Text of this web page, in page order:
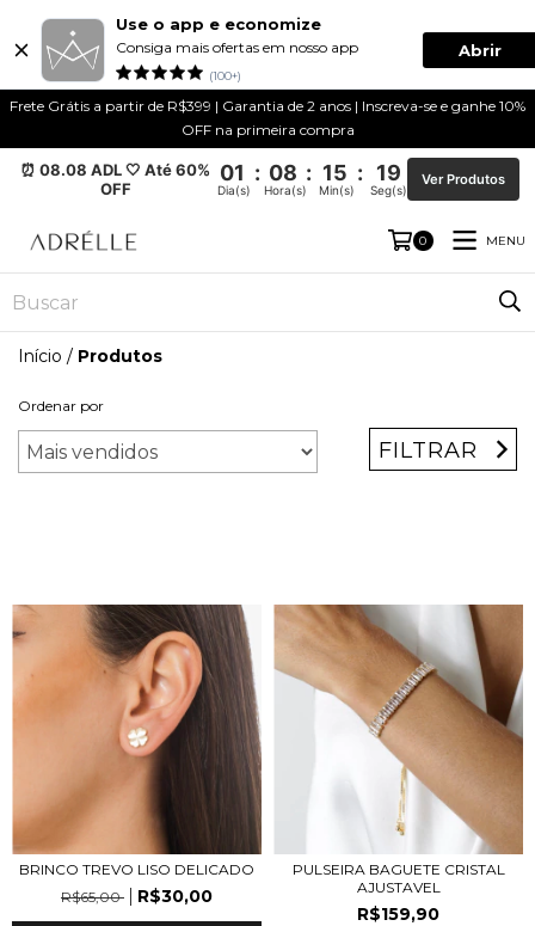
Use o app e economize
Consiga mais ofertas em nosso app
(100+)
Abrir
Frete Grátis a partir de R$399 | Garantia de 2 anos | Inscreva-se e ganhe 10%
OFF na primeira compra
⏰ 08.08 ADL 🤍 Até 60%
OFF
01 : 08 : 15 : 18
Dia(s) Hora(s) Min(s) Seg(s)
Ver Produtos
0 MENU
Início / Produtos
Ordenar por
FILTRAR
BRINCO TREVO LISO DELICADO
R$65,00
R$30,00
PULSEIRA BAGUETE CRISTAL
AJUSTAVEL
R$159,90